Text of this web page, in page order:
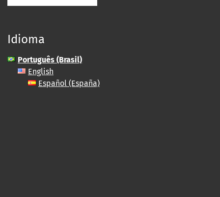
Idioma
Português (Brasil)
English
Español (España)